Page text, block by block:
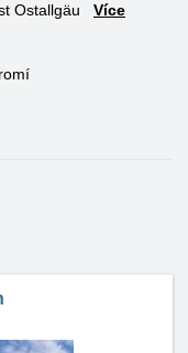
Ostallgäu
Více